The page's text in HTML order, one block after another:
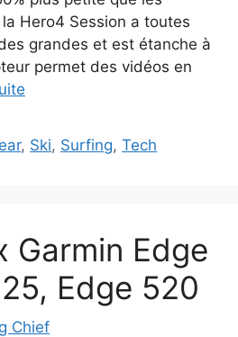
Hero4 Session a toutes
grandes et est étanche à
permet des vidéos en
, Ski, Surfing,Tech
Garmin Edge
Edge 520
Chief